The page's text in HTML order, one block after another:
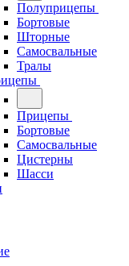
Полуприцепы
Бортовые
Шторные
Самосвальные
Тралы
Прицепы
Бортовые
Самосвальные
Цистерны
Шасси